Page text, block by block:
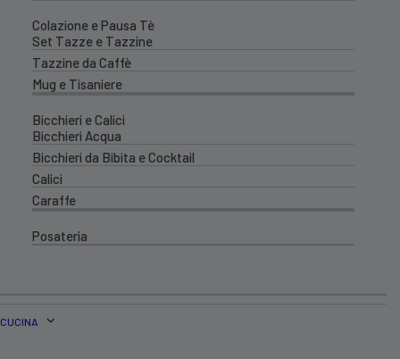
Colazione e Pausa Tè
Set Tazze e Tazzine
Tazzine da Caffè
Mug e Tisaniere
Bicchieri e Calici
Bicchieri Acqua
Bicchieri da Bibita e Cocktail
Calici
Caraffe
Posateria
CUCINA